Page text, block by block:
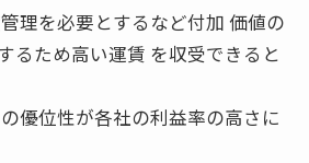
理を必要とするなど付加 価値の
るため高い運賃 を収受できると
優位性が各社の利益率の高さに